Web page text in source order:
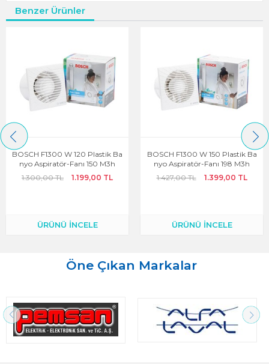
Benzer Ürünler
BOSCH F1300 W 150 Plastik Ba
Nyo Aspiratör-Fanı 198 M3h
1.427,00 TL
1.399,00 TL
ÜRÜNÜ İNCELE
Elicent Eco Line 120’lik Otomat
Ik Panjurlu Banyo Havalandırm
A Fanı Tuvalet Aspiratörü 170 M
3-H
ÜRÜNÜ İNCELE
Öne Çıkan Markalar